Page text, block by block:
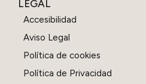
LEGAL
Accesibilidad
Aviso Legal
Política de cookies
Política de Privacidad